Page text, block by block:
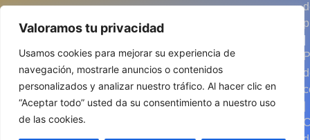
Valoramos tu privacidad
Usamos cookies para mejorar su experiencia de
navegación, mostrarle anuncios o contenidos
personalizados y analizar nuestro tráfico. Al hacer clic en
“Aceptar todo” usted da su consentimiento a nuestro uso
de las cookies.